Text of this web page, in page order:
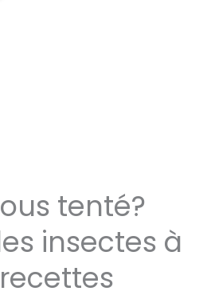
tenté?
insectes à